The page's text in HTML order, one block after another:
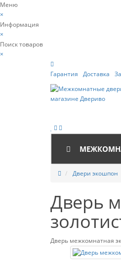
Меню
×
Информация
×
Поиск товаров
×
Гарантия Доставка
Двери экошпон
Дверь
Дверь межкомнатная